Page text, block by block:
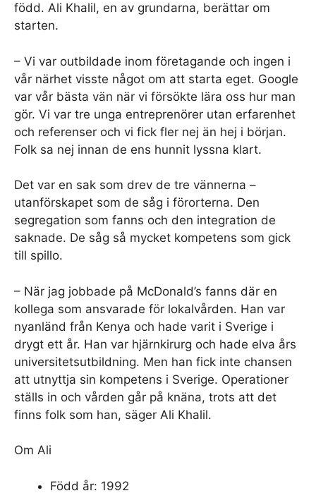
född. Ali Khalil, en av grundarna, berättar om
starten.
– Vi var outbildade inom företagande och ingen i
vår närhet visste något om att starta eget. Google
var vår bästa vän när vi försökte lära oss hur man
gör. Vi var tre unga entreprenörer utan erfarenhet
och referenser och vi fick fler nej än hej i början.
Folk sa nej innan de ens hunnit lyssna klart.
Det var en sak som drev de tre vännerna –
utanförskapet som de såg i förorterna. Den
segregation som fanns och den integration de
saknade. De såg så mycket kompetens som gick
till spillo.
– När jag jobbade på McDonald’s fanns där en
kollega som ansvarade för lokalvården. Han var
nyanländ från Kenya och hade varit i Sverige i
drygt ett år. Han var hjärnkirurg och hade elva års
universitetsutbildning. Men han fick inte chansen
att utnyttja sin kompetens i Sverige. Operationer
ställs in och vården går på knäna, trots att det
finns folk som han, säger Ali Khalil.
Om Ali
Född år: 1992